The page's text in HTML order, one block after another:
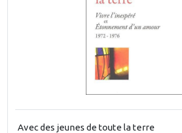
Avec des jeunes de toute la terre